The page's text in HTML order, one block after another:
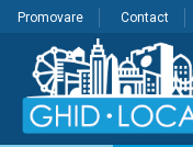
Promovare Contact